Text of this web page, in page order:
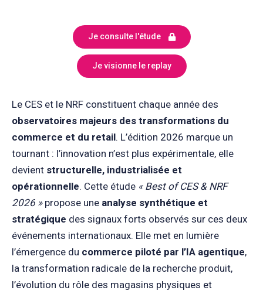
Je consulte l'étude
Je visionne le replay
Le CES et le NRF constituent chaque année des
observatoires majeurs des transformations du
commerce et du retail. L’édition 2026 marque un
tournant : l’innovation n’est plus expérimentale, elle
devient structurelle, industrialisée et
opérationnelle. Cette étude « Best of CES & NRF
2026 »propose une analyse synthétique et
stratégique des signaux forts observés sur ces deux
événements internationaux. Elle met en lumière
l’émergence du commerce piloté par l’IA agentique,
la transformation radicale de la recherche produit,
l’évolution du rôle des magasins physiques et